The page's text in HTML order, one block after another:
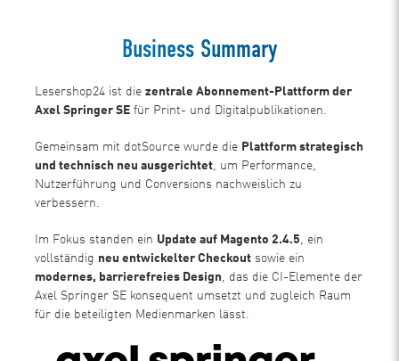
Business Summary
Lesershop24 ist diezentrale Abonnement-Plattform der
Axel Springer SE für Print- und Digitalpublikationen.
Gemeinsam mit dotSource wurde die Plattform strategisch
und technisch neu ausgerichtet , um Performance,
Nutzerführung und Conversions nachweislich zu
verbessern.
Im Fokus standen ein Update auf Magento 2.4.5 , ein
vollständig neu entwickelter Checkout sowie ein
modernes, barrierefreies Design , das die CI-Elemente der
Axel Springer SE konsequent umsetzt und zugleich Raum
für die beteiligten Medienmarken lässt.